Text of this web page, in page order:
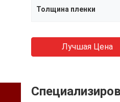
Толщина пленки
Лучшая Цена